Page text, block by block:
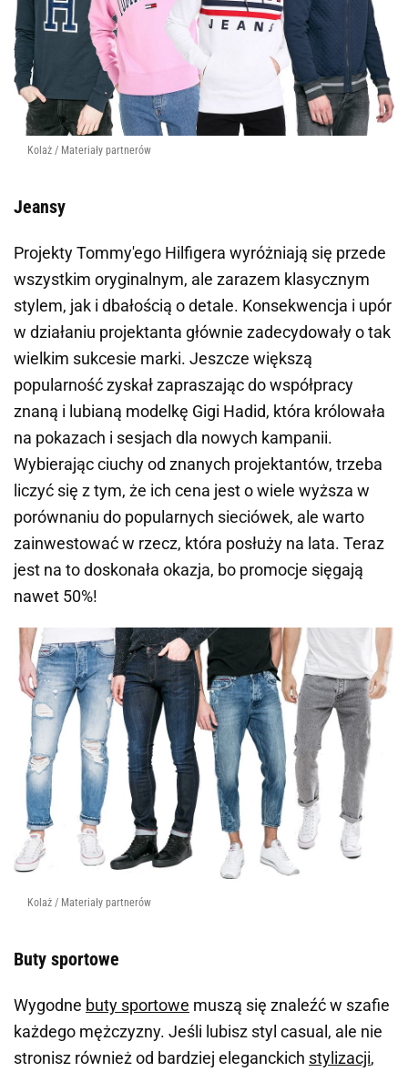
Kolaż / Materiały partnerów
Jeansy
ProjektyTommy'ego Hilfigera wyróżniają się przede
wszystkim oryginalnym, ale zarazem klasycznym
stylem, jak i dbałością o detale. Konsekwencja i upór
w działaniu projektanta głównie zadecydowały o tak
wielkim sukcesie marki. Jeszcze większą
popularność zyskał zapraszając do współpracy
znaną i lubianą modelkę Gigi Hadid, która królowała
na pokazach i sesjach dla nowych kampanii.
Wybierając ciuchy od znanych projektantów, trzeba
liczyć się z tym, że ich cena jest o wiele wyższa w
porównaniu do popularnych sieciówek, ale warto
zainwestować w rzecz, która posłuży na lata. Teraz
jest na to doskonała okazja, bo promocje sięgają
nawet 50%!
Kolaż / Materiały partnerów
Buty sportowe
Wygodne buty sportowe muszą się znaleźć w szafie
każdego mężczyzny. Jeśli lubisz styl casual, ale nie
stronisz również od bardziej eleganckich stylizacji,